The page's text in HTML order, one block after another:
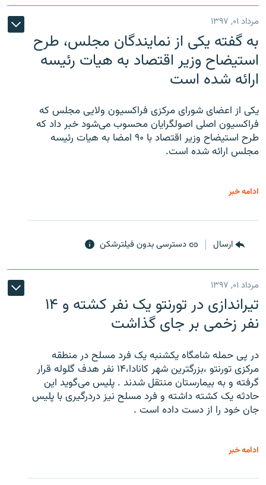
مرداد ۰۱, ۱۳۹۷
به گفته یکی از نمایندگان مجلس، طرح
استیضاح وزیر اقتصاد به هیات رئیسه
ارائه شده است
یکی از اعضای شورای مرکزی فراکسیون ولایی مجلس که
فراکسیون اصلی اصولگرایان محسوب می‌شود خبر داد که
طرح استیضاح وزیر اقتصاد با ۹۰ امضا به هیات رئیسه
مجلس ارائه شده است.
ادامه خبر
ارسال دسترسی بدون فیلترشکن
مرداد ۰۱, ۱۳۹۷
تیراندازی در تورنتو یک نفر کشته و ۱۴
نفر زخمی بر جای گذاشت
در پی حمله شامگاه یکشنبه یک فرد مسلح در منطقه
مرکزی تورنتو ،‌بزرگترین شهر کانادا،۱۴ نفر هدف گلوله قرار
گرفته و به بیمارستان منتقل شدند . پلیس می‌گوید این
حادثه یک کشته داشته و فرد مسلح نیز دردرگیری با پلیس
جان خود را از دست داده است .
ادامه خبر